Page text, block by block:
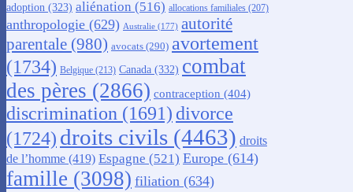
adoption (323) aliénation (516) allocations familiales (207)
anthropologie (629) Australie (177) autorité
parentale (980) avocats (290) avortement
(1734) Belgique (213) Canada (332) combat
des pères (2866) contraception (404)
discrimination (1691) divorce
(1724) droits civils (4463) droits
de l’homme (419) Espagne (521) Europe (614)
famille (3098) filiation (634)